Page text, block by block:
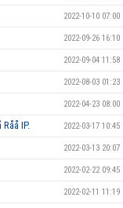
2022-10-10 07:00
2022-09-26 16:10
2022-09-04 11:58
2022-08-03 01:23
2022-04-23 08:00
IP. 2022-03-17 10:45
2022-03-13 20:07
2022-02-22 09:45
2022-02-11 11:19